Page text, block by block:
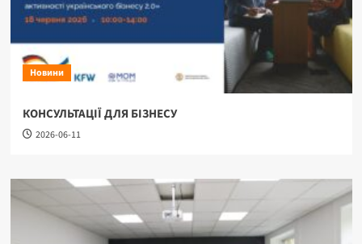
Новини
КОНСУЛЬТАЦІЇ ДЛЯ БІЗНЕСУ
2026-06-11